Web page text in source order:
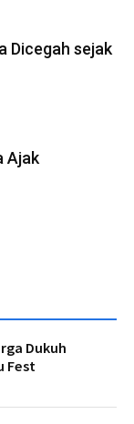
Dicegah sejak
Ajak
Dukuh
Fest